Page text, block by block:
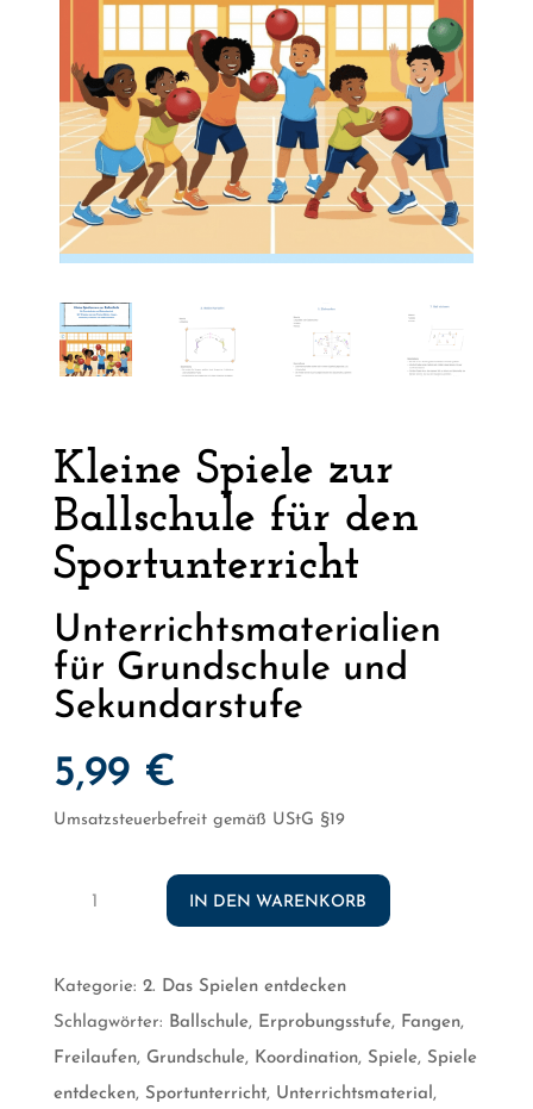
Kleine Spiele zur
Ballschule für den
Sportunterricht
Unterrichtsmaterialien
für Grundschule und
Sekundarstufe
5,99 €
Umsatzsteuerbefreit gemäß UStG §19
Kleine
Ballschule
für
den
IN DEN WARENKORB
Kategorie: 2. Das Spielen entdecken
Schlagwörter: Ballschule, Erprobungsstufe, Fangen,
Freilaufen, Grundschule, Koordination, Spiele, Spiele
entdecken, Sportunterricht, Unterrichtsmaterial ,